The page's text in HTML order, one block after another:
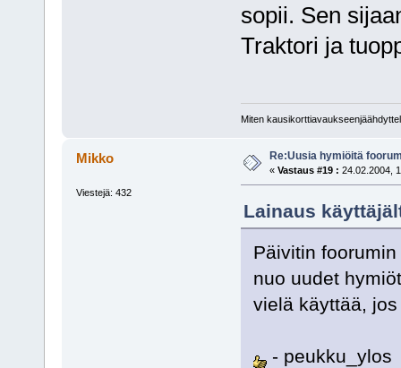
sopii. Sen
Traktori ja
Miten
Mikko
Viestejä: 432
Re:Uusia hymiöitä
« Vastaus #19 : 24.02.2004,
Lainaus
Päivitin
nuo uudet
vielä käyttää,
- peukku_ylos